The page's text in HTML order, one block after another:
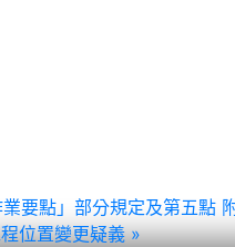
要點」部分規定及第五點
位置變更疑義 »